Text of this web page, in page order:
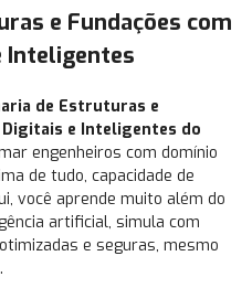
e Fundações com
Inteligentes
de Estruturas e
e Inteligentes do
engenheiros com domínio
de tudo, capacidade de
você aprende muito além do
artificial, simula com
e seguras, mesmo